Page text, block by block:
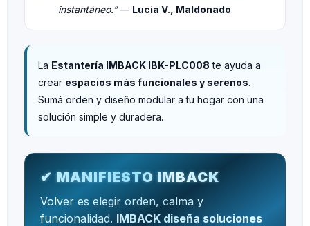
instantáneo.”— Lucía V., Maldonado
La Estantería IMBACK IBK-PLC008 te ayuda a
crear espacios más funcionales y serenos.
Sumá orden y diseño modular a tu hogar con una
solución simple y duradera.
✔ MANIFIESTO IMBACK
Volver es elegir orden, calma y
funcionalidad. IMBACK diseña soluciones